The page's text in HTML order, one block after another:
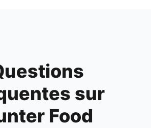
sur
Food